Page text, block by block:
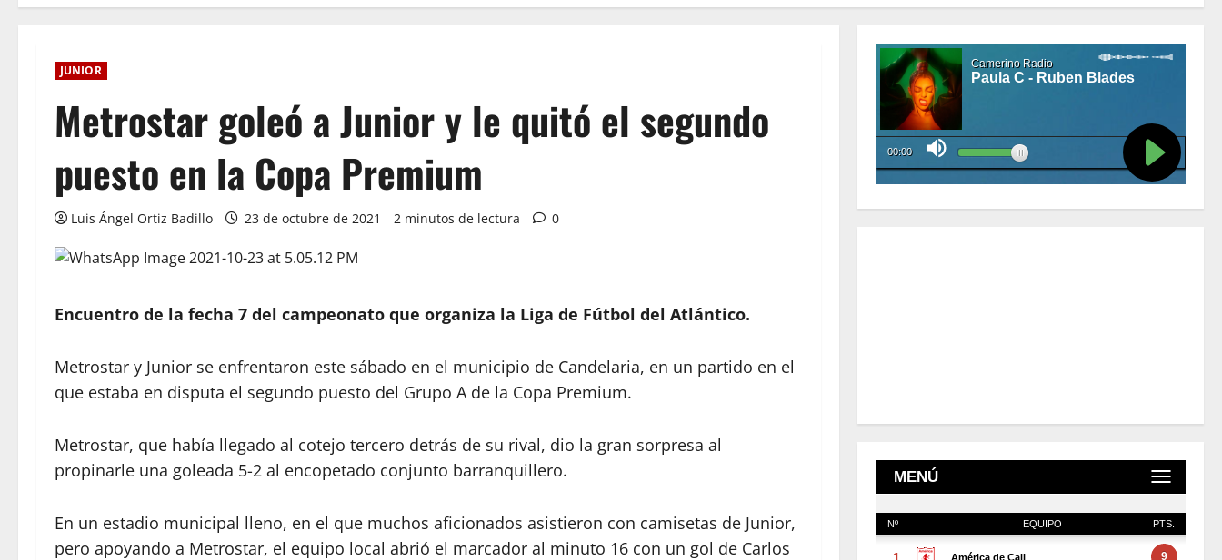
JUNIOR
Metrostar goleó a Junior y le quitó el segundo
puesto en la Copa Premium
Luis Ángel Ortiz Badillo 23 de octubre de 2021 2 minutos de lectura 0
Encuentro de la fecha 7 del campeonato que organiza la Liga de Fútbol del Atlántico.
Metrostar y Junior se enfrentaron este sábado en el municipio de Candelaria, en un partido en el
que estaba en disputa el segundo puesto del Grupo A de la Copa Premium.
Metrostar, que había llegado al cotejo tercero detrás de su rival, dio la gran sorpresa al
propinarle una goleada 5-2 al encopetado conjunto barranquillero.
En un estadio municipal lleno, en el que muchos aficionados asistieron con camisetas de Junior,
pero apoyando a Metrostar, el equipo local abrió el marcador al minuto 16 con un gol de Carlos